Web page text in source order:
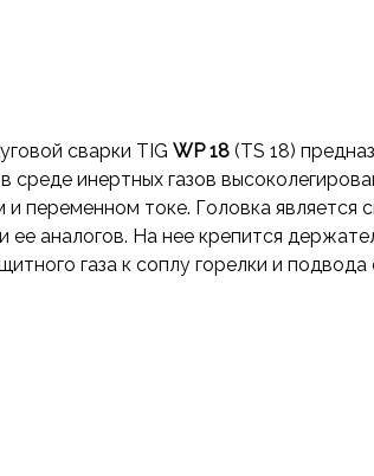
сварки TIG WP 18 (TS 18)
инертных газов
и переменном токе. Головка является
аналогов. На нее крепится
газа к соплу горелки и